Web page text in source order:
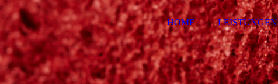
HOME LEISTUNGEN